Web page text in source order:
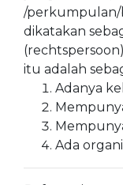
/perkumpulan/
dikatakan
itu adalah
Adanya
Ada